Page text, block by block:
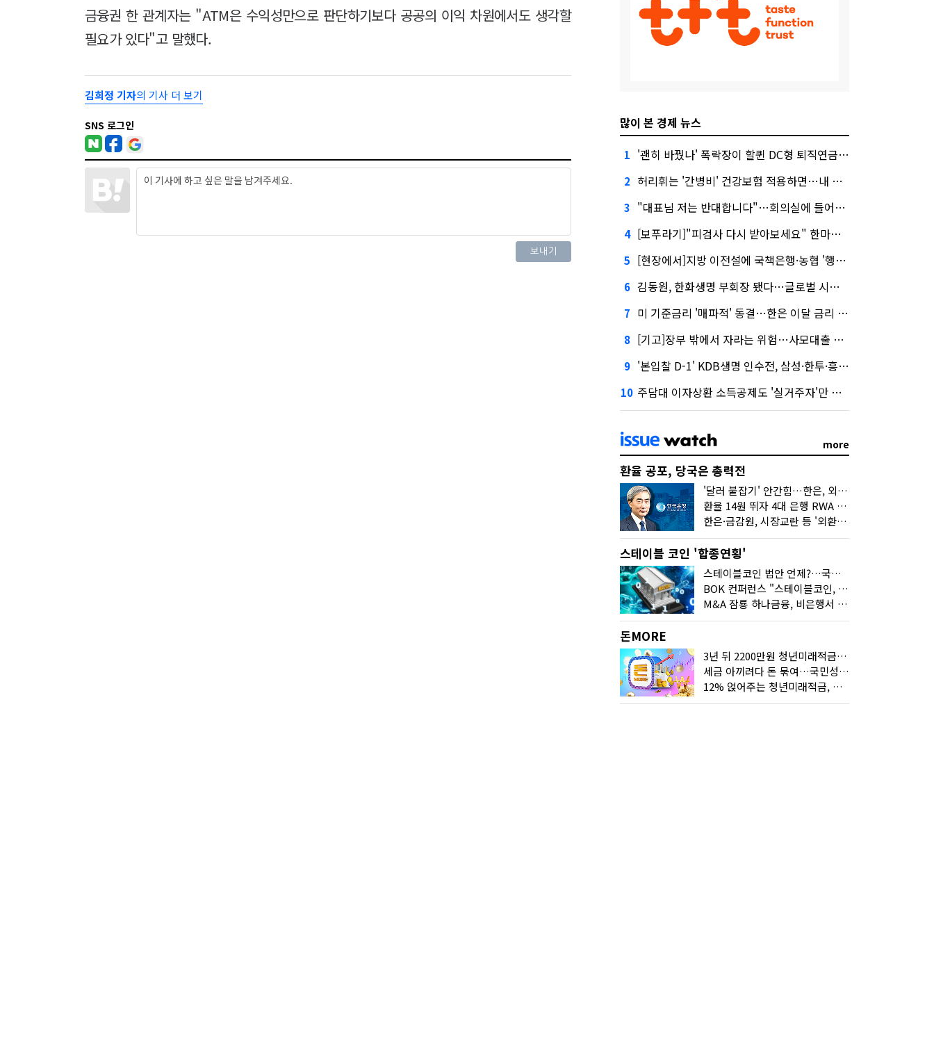
금융권 한 관계자는 "ATM은 수익성만으로 판단하기보다 공공의 이익 차원에서도 생각할
필요가 있다"고 말했다.
김희정 기자의 기사 더 보기
SNS 로그인 많이 본 경제 뉴스
1 '괜히 바꿨나' 폭락장이 할퀸 DC형 퇴직연금…전문가 조언은
2 허리휘는 '간병비' 건강보험 적용하면…내 간병보험은?
3 "대표님 저는 반대합니다"…회의실에 들어온 신한금융 AI
4 [보푸라기]"피검사 다시 받아보세요" 한마디에 보험금 못 받을 뻔?
5 [현장에서]지방 이전설에 국책은행·농협 '행동파'…금감원 '신중모드'
6 김동원, 한화생명 부회장 됐다…글로벌 시너지 기대감
7 미 기준금리 '매파적' 동결…한은 이달 금리 향방은?
8 [기고]장부 밖에서 자라는 위험…사모대출 시장과 AI
9 '본입찰 D-1' KDB생명 인수전, 삼성·한투·흥국 셈법은?
10 주담대 이자상환 소득공제도 '실거주자'만 가능
more
환율 공포, 당국은 총력전
'달러 붙잡기' 안간힘…한은, 외화 초과지준에 이자 6개월 더
환율 14원 뛰자 4대 은행 RWA 6조 '눈덩이'…2배 뛴 2분기는?
한은·금감원, 시장교란 등 '외환공동검사'…환율 급등 전방위 대응
스테이블 코인 '합종연횡'
스테이블코인 법안 언제?…국회에 쏠린 시선
BOK 컨퍼런스 "스테이블코인, 결제 넘어 보험 대출 등 금융 연결 도구"
M&A 잠룡 하나금융, 비은행서 '두나무'로 눈돌린 이유는
돈MORE
3년 뒤 2200만원 청년미래적금, 최고 금리 받으려면?
세금 아끼려다 돈 묶여…국민성장펀드 누가 가입하면 좋을까
12% 얹어주는 청년미래적금, 갈아타기 거절 될수 있어요